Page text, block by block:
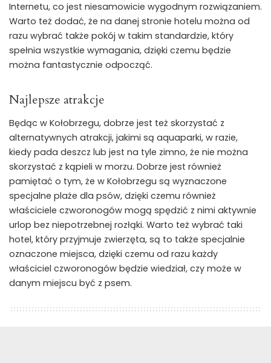
Internetu, co jest niesamowicie wygodnym rozwiązaniem.
Warto też dodać, że na danej stronie hotelu można od
razu wybrać także pokój w takim standardzie, który
spełnia wszystkie wymagania, dzięki czemu będzie
można fantastycznie odpocząć.
Najlepsze atrakcje
Będąc w Kołobrzegu, dobrze jest też skorzystać z
alternatywnych atrakcji, jakimi są aquaparki, w razie,
kiedy pada deszcz lub jest na tyle zimno, że nie można
skorzystać z kąpieli w morzu. Dobrze jest również
pamiętać o tym, że w Kołobrzegu są wyznaczone
specjalne plaże dla psów, dzięki czemu również
właściciele czworonogów mogą spędzić z nimi aktywnie
urlop bez niepotrzebnej rozłąki. Warto też wybrać taki
hotel, który przyjmuje zwierzęta, są to także specjalnie
oznaczone miejsca, dzięki czemu od razu każdy
właściciel czworonogów będzie wiedział, czy może w
danym miejscu być z psem.